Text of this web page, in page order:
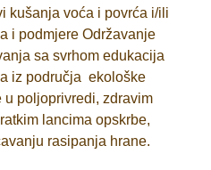
kušanja voća i povrća i/ili
i podmjere Održavanje
sa svrhom edukacija
iz područja ekološke
poljoprivredi, zdravim
lancima opskrbe,
rasipanja hrane.